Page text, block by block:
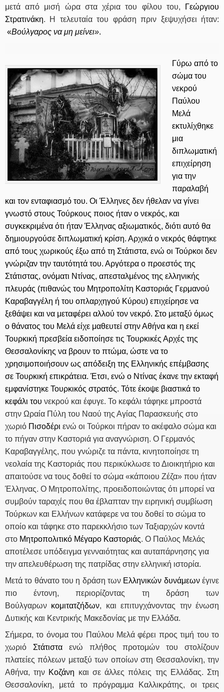
μετά από μισή ώρα στα χέρια του φίλου του,
Γεώργιου
Στρατινάκη. Η τελευταία του φράση πριν ξεψυχήσει ήταν:
«Βούλγαρος να μη μείνει».
Γύρω από το
σώμα του
νεκρού
Παύλου
Μελά
εκτυλίχθηκε
μια
διπλωματική
επιχείρηση
για την
παραλαβή
και τον ενταφιασμό του. Οι Έλληνες δεν ήθελαν να γίνει
γνωστό στους Τούρκους ποιος ήταν ο νεκρός, και
συγκεκριμένα ότι ήταν Έλληνας αξιωματικός, διότι αυτό θα
δημιουργούσε διπλωματική κρίση. Αρχικά ο νεκρός θάφτηκε
από τους χωρικούς έξω από τη Στάτιστα, ενώ οι Τούρκοι δεν
γνώριζαν την ταυτότητά του. Αργότερα ο προεστός της
Στάτιστας, ονόματι Ντίνας, απεσταλμένος της ελληνικής
πλευράς (πιθανώς του Μητροπολίτη Καστοριάς Γερμανού
Καραβαγγέλη ή του οπλαρχηγού Κύρου) επιχείρησε να
ξεθάψει και να μεταφέρει αλλού τον νεκρό. Στο μεταξύ όμως
ο θάνατος του Μελά είχε μαθευτεί στην Αθήνα και η εκεί
Τουρκική πρεσβεία ειδοποίησε τις Τουρκικές Αρχές της
Θεσσαλονίκης να βρουν το πτώμα, ώστε να το
χρησιμοποιήσουν ως απόδειξη της Ελληνικής επέμβασης
σε Τουρκική επικράτεια. Έτσι, ενώ ο Ντίνας έκανε την εκταφή
εμφανίστηκε Τουρκικός στρατός. Τότε έκοψε βιαστικά το
κεφάλι του νεκρού και έφυγε. Το κεφάλι τάφηκε μπροστά
στην Ωραία Πύλη του Ναού της Αγίας Παρασκευής στο
χωριό Πισοδέρι ενώ οι Τούρκοι πήραν το ακέφαλο σώμα και
το πήγαν στην Καστοριά για αναγνώριση. Ο Γερμανός
Καραβαγγέλης, που γνώριζε τα πάντα, κινητοποίησε τη
νεολαία της Καστοριάς που περικύκλωσε το Διοικητήριο και
απαιτούσε να τους δοθεί το σώμα «κάποιου Ζέζα» που ήταν
Έλληνας. Ο Μητροπολίτης, προειδοποιώντας ότι μπορεί να
συμβούν ταραχές που θα έβλαπταν την ειρηνική συμβίωση
Τούρκων και Ελλήνων κατάφερε να του δοθεί το σώμα το
οποίο και τάφηκε στο παρεκκλήσιο των Ταξιαρχών κοντά
στο Μητροπολιτικό Μέγαρο Καστοριάς. Ο Παύλος Μελάς
αποτέλεσε υπόδειγμα γενναιότητας και αυταπάρνησης για
την απελευθέρωση της πατρίδας στην ελληνική ιστορία.
Μετά το θάνατο του η δράση των Ελληνικών δυνάμεωνέγινε
πιο έντονη, περιορίζοντας τη δράση των
Βούλγαρων κομιτατζήδων, και επιτυγχάνοντας την ένωση
Δυτικής και Κεντρικής Μακεδονίας με την Ελλάδα.
Σήμερα, το όνομα του Παύλου Μελά φέρει προς τιμή του το
χωριό Στάτισταενώ πλήθος προτομών του στολίζουν
πλατείες πόλεων μεταξύ των οποίων στη Θεσσαλονίκη, την
Αθήνα, την Κοζάνη και σε άλλες πόλεις της Ελλάδας. Στη
Θεσσαλονίκη, μετά το πρόγραμμα Καλλικράτης, οι τρεις